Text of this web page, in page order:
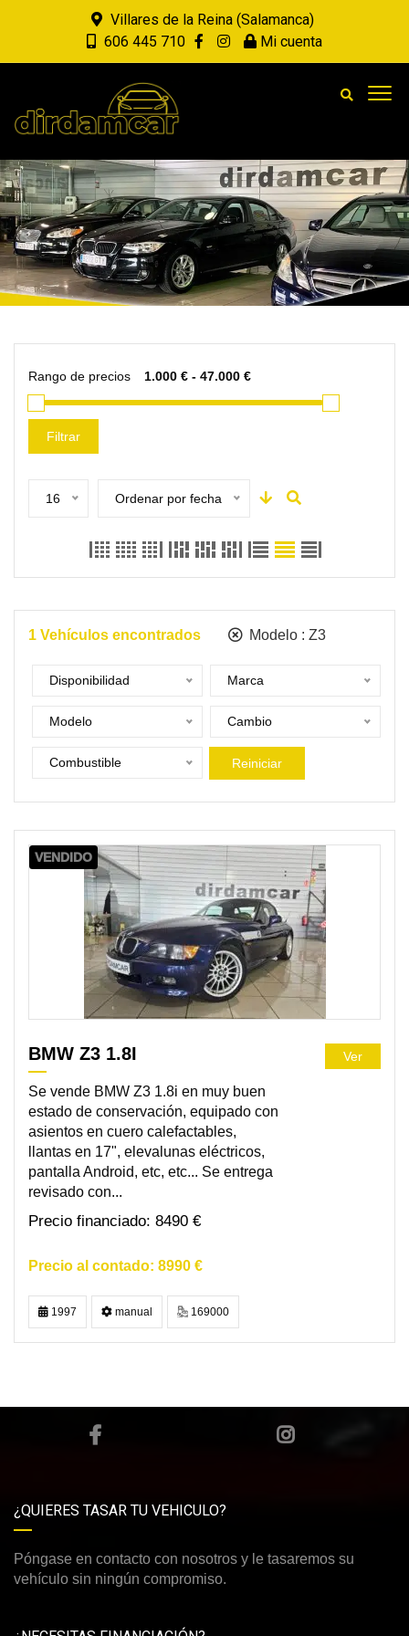
Villares de la Reina (Salamanca)
606 445 710
Mi cuenta
Rango de precios
Filtrar
16 Ordenar por fecha
1 Vehículos encontrados Modelo : Z3
Disponibilidad Marca
Modelo Cambio
Combustible Reiniciar
VENDIDO
BMW Z3 1.8I
Se vende BMW Z3 1.8i en muy buen
estado de conservación, equipado con
asientos en cuero calefactables,
llantas en 17", elevalunas eléctricos,
pantalla Android, etc, etc... Se entrega
revisado con...
8490 €
8990 €
Ver
1997 manual 169000
¿QUIERES TASAR TU VEHICULO?
Póngase en contacto con nosotros y le tasaremos su
vehículo sin ningún compromiso.